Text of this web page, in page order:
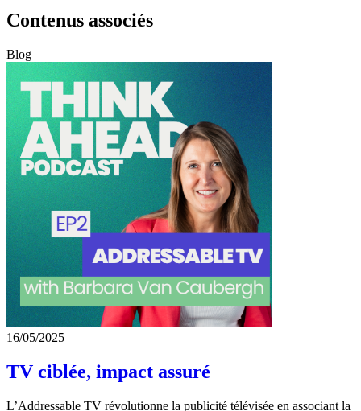
Contenus associés
Blog
16/05/2025
TV ciblée, impact assuré
L’Addressable TV révolutionne la publicité télévisée en associant la